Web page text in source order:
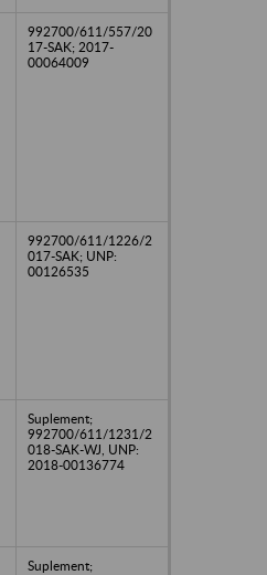
992700/611/557/20
17-SAK; 2017-
00064009
992700/611/1226/2
017-SAK; UNP:
00126535
Suplement;
992700/611/1231/2
018-SAK-WJ, UNP:
2018-00136774
Suplement;